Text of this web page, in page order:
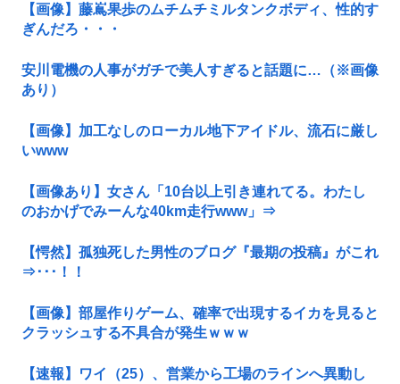
【画像】藤嶌果歩のムチムチミルタンクボディ、性的す
ぎんだろ・・・
安川電機の人事がガチで美人すぎると話題に…（※画像
あり）
【画像】加工なしのローカル地下アイドル、流石に厳し
いwww
【画像あり】女さん「10台以上引き連れてる。わたし
のおかげでみーんな40km走行www」⇒
【愕然】孤独死した男性のブログ『最期の投稿』がこれ
⇒･･･！！
【画像】部屋作りゲーム、確率で出現するイカを見ると
クラッシュする不具合が発生ｗｗｗ
【速報】ワイ（25）、営業から工場のラインへ異動し